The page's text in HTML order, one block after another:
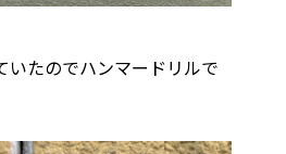
いたのでハンマードリルで